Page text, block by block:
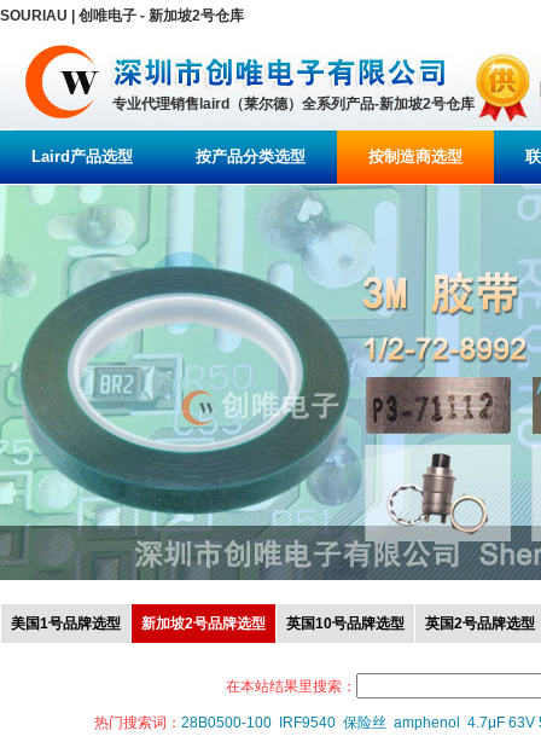
SOURIAU | 创唯电子 - 新加坡2号仓库
专业代理销售laird（莱尔德）全系列产品-新加坡2号仓库
Laird产品选型 按产品分类选型 按制造商选型
美国1号品牌选型 新加坡2号品牌选型 英国10号品牌选型 英国2号品牌选型
在本站结果里搜索：
热门搜索词： 28B0500-100 IRF9540 保险丝 amphenol 4.7μF 63V